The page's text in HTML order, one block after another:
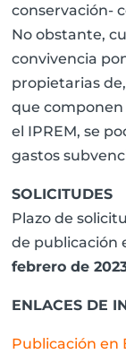
conservación-
No obstante,
convivencia
propietarias
que componen
el IPREM, se
gastos
SOLICITUDES
Plazo de
de publicación
febrero de
ENLACES DE
Publicación en